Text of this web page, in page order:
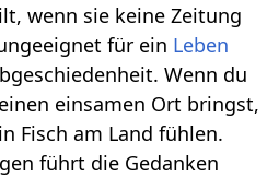
wenn sie keine Zeitung
für ein Leben
Wenn du
einsamen Ort bringst,
Fisch am Land fühlen.
führt die Gedanken